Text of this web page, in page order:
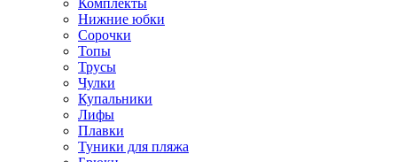
Нижние юбки
Сорочки
Топы
Трусы
Чулки
Купальники
Лифы
Плавки
Туники для пляжа